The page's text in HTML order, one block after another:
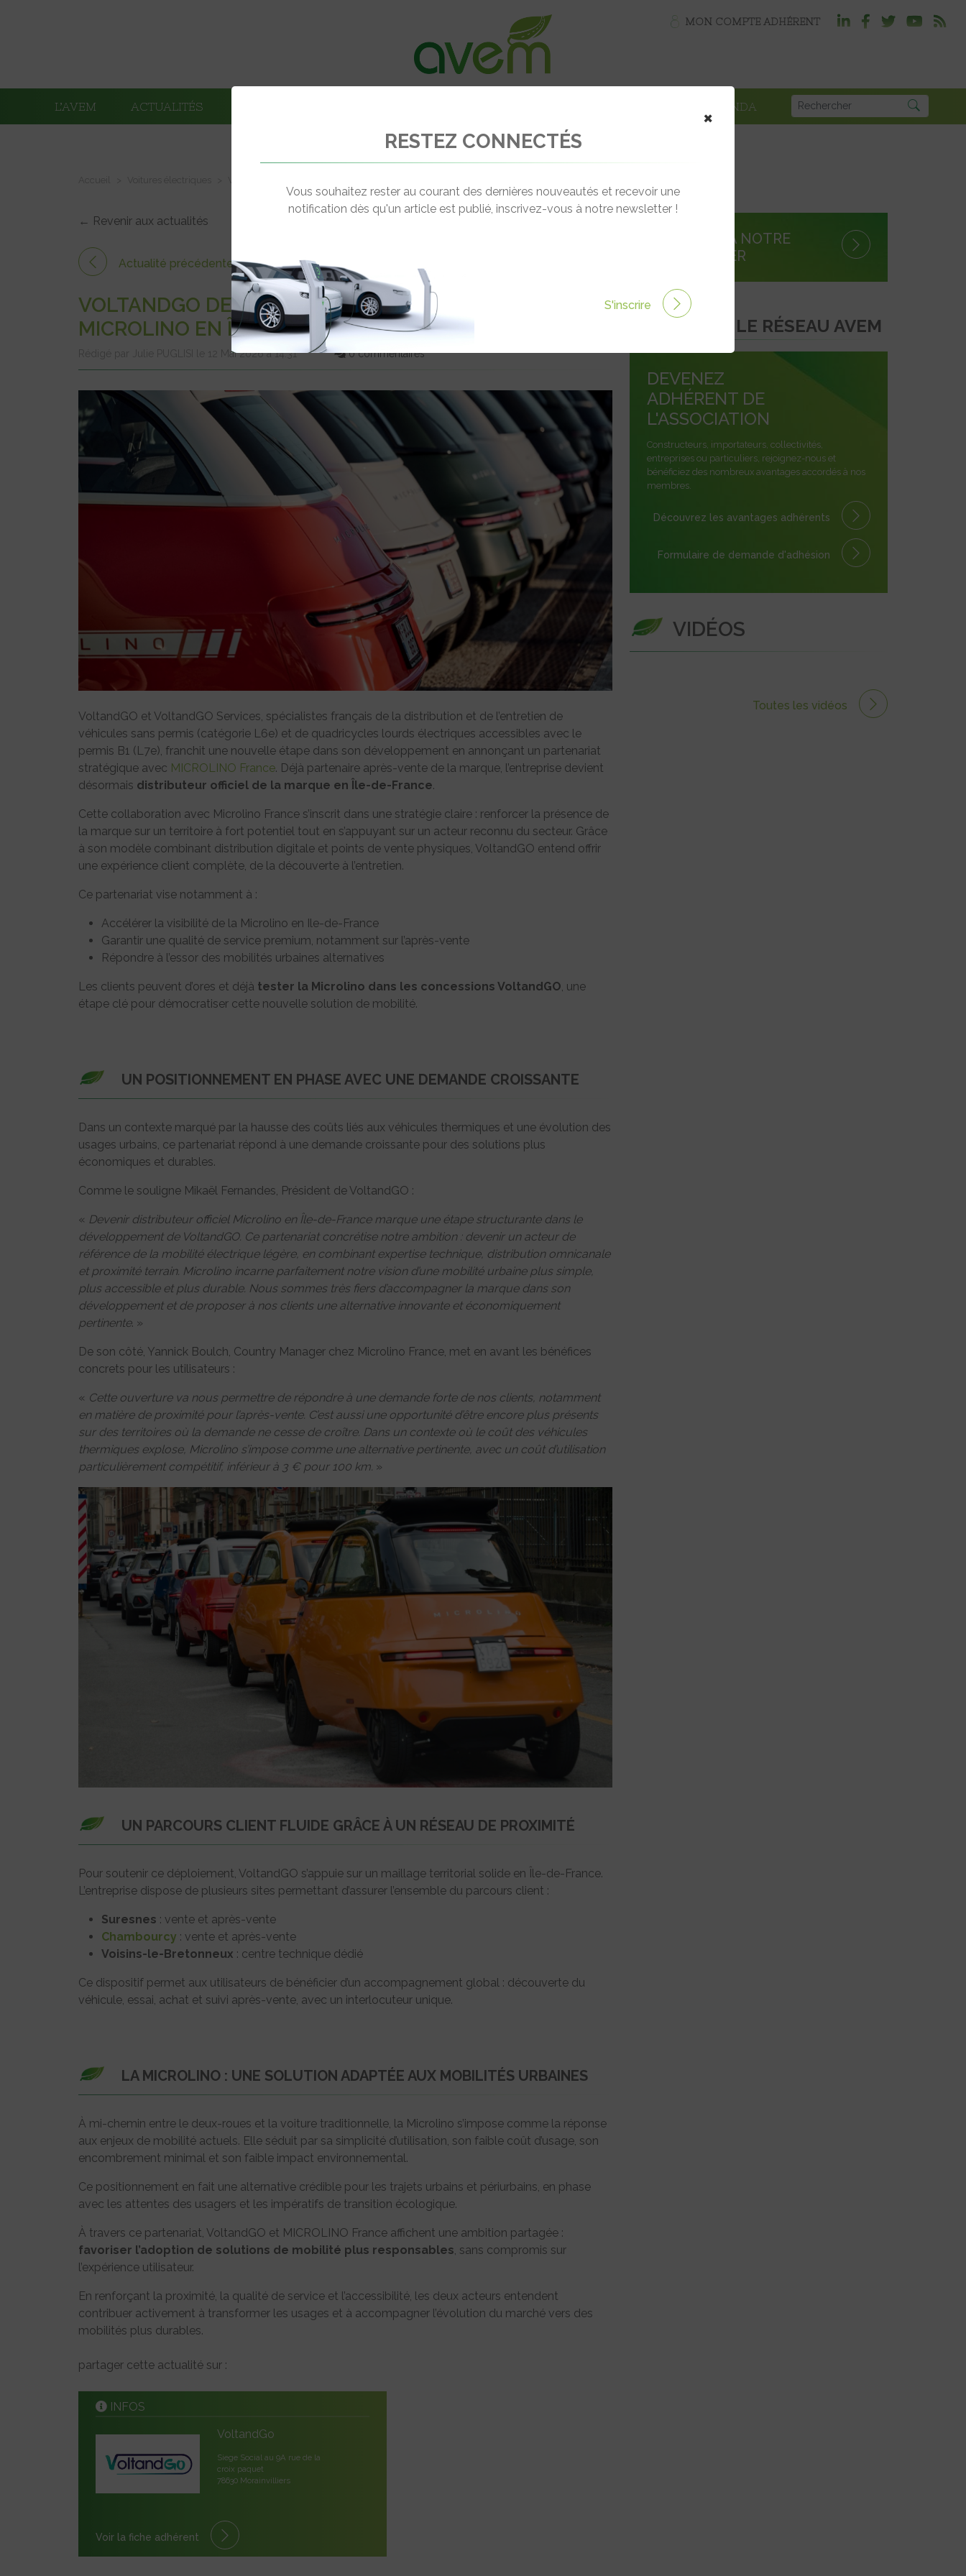
MON COMPTE ADHÉRENT
L’AVEM ACTUALITÉS AGENDA
← Revenir aux actualités
Actualité précédente
VOLTANDGO DEVIENT DISTRIBUTEUR OFFICIEL
MICROLINO EN ÎLE-DE-FRANCE
Rédigé par Julie PUGLISI le 12 Mai 2026 à 14:31 0 commentaires
VoltandGO et VoltandGO Services, spécialistes français de la distribution et de l’entretien de
véhicules sans permis (catégorie L6e) et de quadricycles lourds électriques accessibles avec le
permis B1 (L7e), franchit une nouvelle étape dans son développement en annonçant un partenariat
stratégique avec MICROLINO France. Déjà partenaire après-vente de la marque, l’entreprise devient
désormais distributeur officiel de la marque en Île-de-France.
Cette collaboration avec Microlino France s’inscrit dans une stratégie claire : renforcer la présence de
la marque sur un territoire à fort potentiel tout en s’appuyant sur un acteur reconnu du secteur. Grâce
à son modèle combinant distribution digitale et points de vente physiques, VoltandGO entend offrir
une expérience client complète, de la découverte à l’entretien.
Ce partenariat vise notamment à :
Accélérer la visibilité de la Microlino en Ile-de-France
Garantir une qualité de service premium, notamment sur l’après-vente
Répondre à l’essor des mobilités urbaines alternatives
Les clients peuvent d’ores et déjà tester la Microlino dans les concessions VoltandGO, une
étape clé pour démocratiser cette nouvelle solution de mobilité.
UN POSITIONNEMENT EN PHASE AVEC UNE DEMANDE CROISSANTE
Dans un contexte marqué par la hausse des coûts liés aux véhicules thermiques et une évolution des
usages urbains, ce partenariat répond à une demande croissante pour des solutions plus
économiques et durables.
Comme le souligne Mikaël Fernandes, Président de VoltandGO :
« Devenir distributeur officiel Microlino en Île-de-France marque une étape structurante dans le
développement de VoltandGO. Ce partenariat concrétise notre ambition : devenir un acteur de
référence de la mobilité électrique légère, en combinant expertise technique, distribution omnicanale
et proximité terrain. Microlino incarne parfaitement notre vision d’une mobilité urbaine plus simple,
plus accessible et plus durable. Nous sommes très fiers d’accompagner la marque dans son
développement et de proposer à nos clients une alternative innovante et économiquement
pertinente. »
De son côté, Yannick Boulch, Country Manager chez Microlino France, met en avant les bénéfices
concrets pour les utilisateurs :
« Cette ouverture va nous permettre de répondre à une demande forte de nos clients, notamment
en matière de proximité pour l’après-vente. C’est aussi une opportunité d’être encore plus présents
sur des territoires où la demande ne cesse de croître. Dans un contexte où le coût des véhicules
thermiques explose, Microlino s’impose comme une alternative pertinente, avec un coût d’utilisation
particulièrement compétitif, inférieur à 3 € pour 100 km. »
UN PARCOURS CLIENT FLUIDE GRÂCE À UN RÉSEAU DE PROXIMITÉ
Pour soutenir ce déploiement, VoltandGO s’appuie sur un maillage territorial solide en Île-de-France.
L’entreprise dispose de plusieurs sites permettant d’assurer l’ensemble du parcours client :
Suresnes : vente et après-vente
Chambourcy : vente et après-vente
Voisins-le-Bretonneux : centre technique dédié
Ce dispositif permet aux utilisateurs de bénéficier d’un accompagnement global : découverte du
véhicule, essai, achat et suivi après-vente, avec un interlocuteur unique.
LA MICROLINO : UNE SOLUTION ADAPTÉE AUX MOBILITÉS URBAINES
À mi-chemin entre le deux-roues et la voiture traditionnelle, la Microlino s’impose comme la réponse
aux enjeux de mobilité actuels. Elle séduit par sa simplicité d’utilisation, son faible coût d’usage, son
encombrement minimal et son faible impact environnemental.
Ce positionnement en fait une alternative crédible pour les trajets urbains et périurbains, en phase
avec les attentes des usagers et les impératifs de transition écologique.
À travers ce partenariat, VoltandGO et MICROLINO France affichent une ambition partagée :
favoriser l’adoption de solutions de mobilité plus responsables, sans compromis sur
l’expérience utilisateur.
En renforçant la proximité, la qualité de service et l’accessibilité, les deux acteurs entendent
contribuer activement à transformer les usages et à accompagner l’évolution du marché vers des
mobilités plus durables.
partager cette actualité sur :
INFOS
VoltandGo
Siege Social au 9A rue de la
croix paquet
78630 Morainvilliers
Voir la fiche adhérent
S'INSCRIRE À NOTRE
NEWSLETTER
REJOINDRE LE RÉSEAU AVEM
DEVENEZ
ADHÉRENT DE
L'ASSOCIATION
Constructeurs, importateurs, collectivités,
entreprises ou particuliers, rejoignez-nous et
bénéficiez des nombreux avantages accordés à nos
membres.
Découvrez les avantages adhérents
Formulaire de demande d'adhésion
VIDÉOS
Toutes les vidéos
×
RESTEZ CONNECTÉS
Vous souhaitez rester au courant des dernières nouveautés et recevoir une
notification dès qu'un article est publié, inscrivez-vous à notre newsletter !
S'inscrire